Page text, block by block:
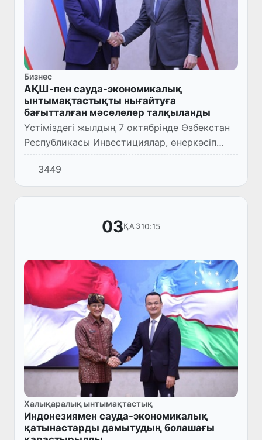
Бизнес
АҚШ-пен сауда-экономикалық
ынтымақтастықты нығайтуға
бағытталған мәселелер талқыланды
Үстіміздегі жылдың 7 октябрінде Өзбекстан
Республикасы Инвестициялар, өнеркәсіп
және сауда министрі Лазиз Кудратов АҚШ-
тың Сауда министрі көмекшісінің
орынбасары Д.Де Фалькомен кез...
3449
03ҚАЗ10:15
Халықаралық ынтымақтастық
Индонезиямен сауда-экономикалық
қатынастарды дамытудың болашағы